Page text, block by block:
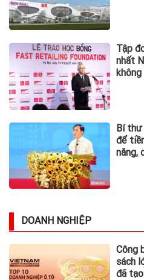
Tập
nhất
Bí thư
để
năng,
DOANH NGHIỆP
Công
sách
đã